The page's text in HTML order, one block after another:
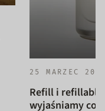
25 MARZEC
Refill i refillable
wyjaśniamy co